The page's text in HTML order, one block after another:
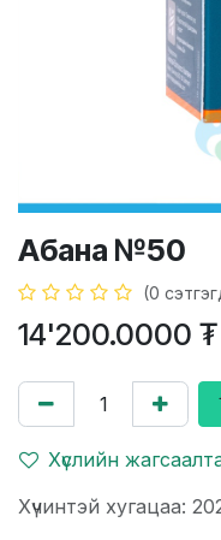
Абана №50
(0
14'200.0000 ₮
Хүслийн
Хүчинтэй хугацаа: